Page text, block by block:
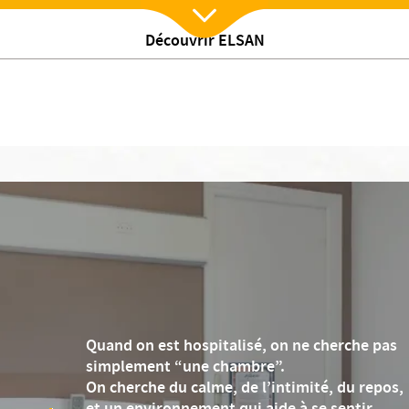
Découvrir ELSAN
Nx:Afficher menu
Quand on est hospitalisé, on ne cherche pas
simplement “une chambre”.
On cherche du calme, de l’intimité, du repos,
Ambulatoire